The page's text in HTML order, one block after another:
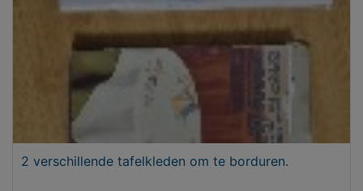
2 verschillende tafelkleden om te borduren.